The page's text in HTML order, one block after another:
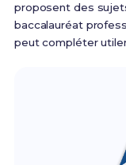
proposent des
baccalauréat
peut compléter